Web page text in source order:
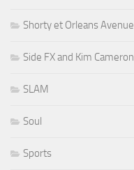
Shorty et Orleans Avenue
Side FX and Kim Cameron
SLAM
Soul
Sports